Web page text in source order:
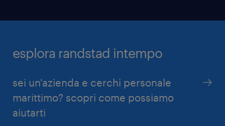
esplora randstad intempo
sei un'azienda e cerchi personale
marittimo? scopri come possiamo
aiutarti